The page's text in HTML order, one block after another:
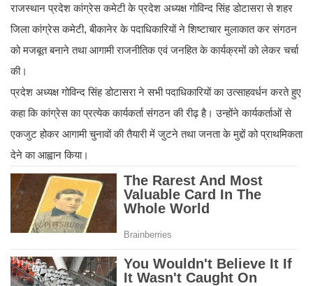
राजस्थान प्रदेश कांग्रेस कमेटी के प्रदेश अध्यक्ष गोविन्द सिंह डोटासरा से शहर
जिला कांग्रेस कमेटी, बीकानेर के पदाधिकारियों ने शिष्टाचार मुलाकात कर संगठन
को मजबूत बनाने तथा आगामी राजनीतिक एवं जनहित के कार्यक्रमों को लेकर चर्चा
की।
प्रदेश अध्यक्ष गोविन्द सिंह डोटासरा ने सभी पदाधिकारियों का उत्साहवर्धन करते हुए
कहा कि कांग्रेस का प्रत्येक कार्यकर्ता संगठन की रीढ़ है। उन्होंने कार्यकर्ताओं से
एकजुट होकर आगामी चुनावों की तैयारी में जुटने तथा जनता के मुद्दों को प्राथमिकता
देने का आह्वान किया।